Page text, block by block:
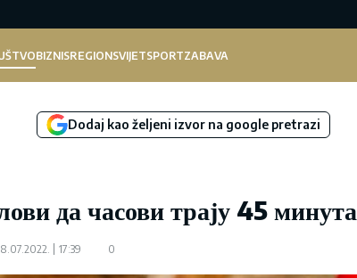
BIZNISREGIONSVIJETSPORTZABAVA
Dodaj kao željeni izvor na google pretrazi
да часови трају 45 минута
17:39 0